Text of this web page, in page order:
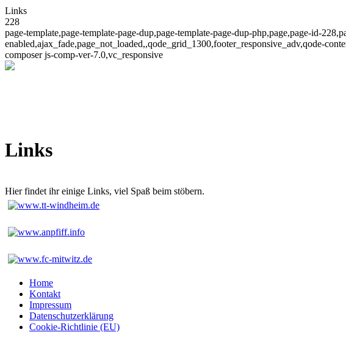
Links
228
page-template,page-template-page-dup,page-template-page-dup-php,page,page-id-
enabled,ajax_fade,page_not_loaded,,qode_grid_1300,footer_responsive_adv,qode-
composer js-comp-ver-7.0,vc_responsive
Links
Hier findet ihr einige Links, viel Spaß beim stöbern.
Home
Kontakt
Impressum
Datenschutzerklärung
Cookie-Richtlinie (EU)